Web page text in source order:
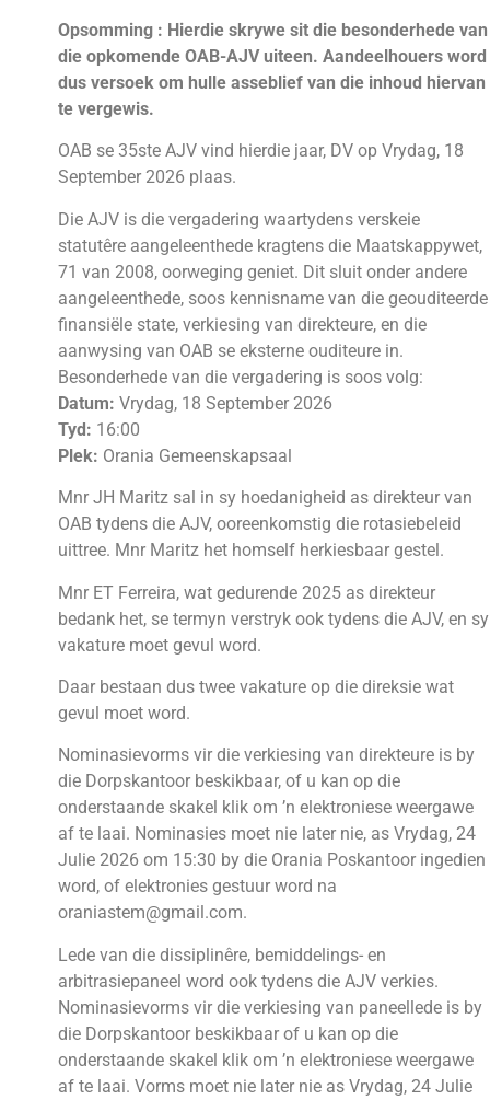
Opsomming : Hierdie skrywe sit die besonderhede van
die opkomende OAB-AJV uiteen. Aandeelhouers word
dus versoek om hulle asseblief van die inhoud hiervan
te vergewis.
OAB se 35ste AJV vind hierdie jaar, DV op Vrydag, 18
September 2026 plaas.
Die AJV is die vergadering waartydens verskeie
statutêre aangeleenthede kragtens die Maatskappywet,
71 van 2008, oorweging geniet. Dit sluit onder andere
aangeleenthede, soos kennisname van die geouditeerde
finansiële state, verkiesing van direkteure, en die
aanwysing van OAB se eksterne ouditeure in.
Besonderhede van die vergadering is soos volg:
Datum: Vrydag, 18 September 2026
Tyd: 16:00
Plek: Orania Gemeenskapsaal
Mnr JH Maritz sal in sy hoedanigheid as direkteur van
OAB tydens die AJV, ooreenkomstig die rotasiebeleid
uittree. Mnr Maritz het homself herkiesbaar gestel.
Mnr ET Ferreira, wat gedurende 2025 as direkteur
bedank het, se termyn verstryk ook tydens die AJV, en sy
vakature moet gevul word.
Daar bestaan dus twee vakature op die direksie wat
gevul moet word.
Nominasievorms vir die verkiesing van direkteure is by
die Dorpskantoor beskikbaar, of u kan op die
onderstaande skakel klik om ’n elektroniese weergawe
af te laai. Nominasies moet nie later nie, as Vrydag, 24
Julie 2026 om 15:30 by die Orania Poskantoor ingedien
word, of elektronies gestuur word na
oraniastem@gmail.com.
Lede van die dissiplinêre, bemiddelings- en
arbitrasiepaneel word ook tydens die AJV verkies.
Nominasievorms vir die verkiesing van paneellede is by
die Dorpskantoor beskikbaar of u kan op die
onderstaande skakel klik om ’n elektroniese weergawe
af te laai. Vorms moet nie later nie as Vrydag, 24 Julie